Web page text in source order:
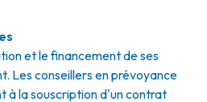
et le financement de ses
Les conseillers en prévoyance
à la souscription d'un contrat